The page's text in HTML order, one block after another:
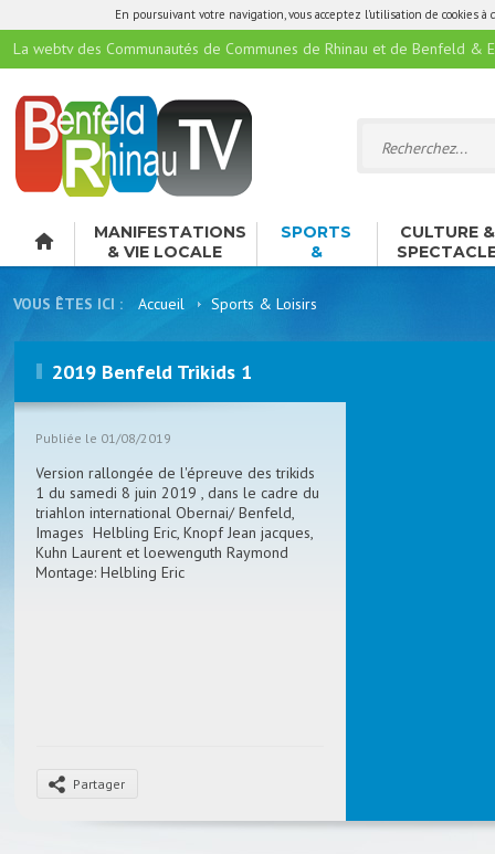
En poursuivant votre navigation, vous acceptez l'utilisation de cookies
La webtv des Communautés de Communes de Rhinau et de Benfeld &
MANIFESTATIONS
& VIE LOCALE
SPORTS
&
LOISIRS
CULTURE &
VOUS ÊTES ICI : Accueil Sports & Loisirs
2019 Benfeld Trikids 1
Publiée le 01/08/2019
Version rallongée de l'épreuve des trikids
1 du samedi 8 juin 2019 , dans le cadre du
triahlon international Obernai/ Benfeld,
Images Helbling Eric, Knopf Jean jacques,
Kuhn Laurent et loewenguth Raymond
Montage: Helbling Eric
Partager